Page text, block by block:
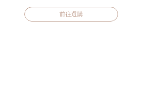
前往選購